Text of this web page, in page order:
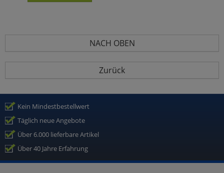
NACH OBEN
Zurück
Kein Mindestbestellwert
Täglich neue Angebote
Über 6.000 lieferbare Artikel
Über 40 Jahre Erfahrung